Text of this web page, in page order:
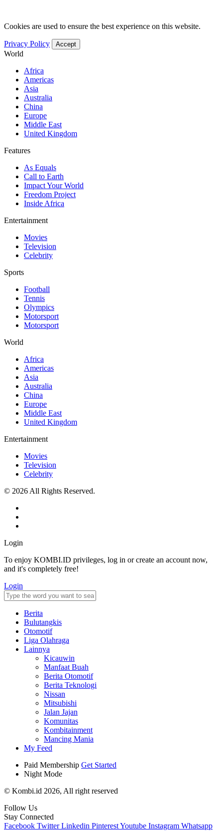
Cookies are used to ensure the best experience on this website.
Privacy Policy Accept
World
Africa
Americas
Asia
Australia
China
Europe
Middle East
United Kingdom
Features
As Equals
Call to Earth
Impact Your World
Freedom Project
Inside Africa
Entertainment
Movies
Television
Celebrity
Sports
Football
Tennis
Olympics
Motorsport
Motorsport
World
Africa
Americas
Asia
Australia
China
Europe
Middle East
United Kingdom
Entertainment
Movies
Television
Celebrity
© 2026 All Rights Reserved.
Login
To enjoy KOMBI.ID privileges, log in or create an account now,
and it's completely free!
Login
Berita
Bulutangkis
Otomotif
Liga Olahraga
Lainnya
Kicauwin
Manfaat Buah
Berita Otomotif
Berita Teknologi
Nissan
Mitsubishi
Jalan Jajan
Komunitas
Kombitainment
Mancing Mania
My Feed
Paid Membership Get Started
Night Mode
© Kombi.id 2026, All right reserved
Follow Us
Stay Connected
Facebook Twitter Linkedin PinterestYoutube Instagram Whatsapp